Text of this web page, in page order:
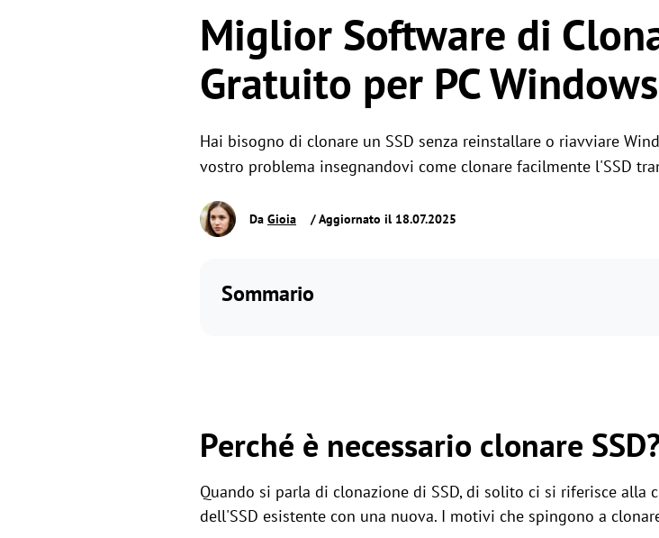
Miglior Software di
Gratuito per PC Windows
Hai bisogno di clonare un SSD senza reinstallare o riavviare
vostro problema insegnandovi come clonare facilmente l'SSD
Da Gioia / Aggiornato il 18.07.2025
Sommario
Perché è necessario clonare
Quando si parla di clonazione di SSD, di solito ci si riferisce alla
dell'SSD esistente con una nuova. I motivi che spingono a